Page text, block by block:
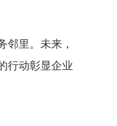
邻里。未来，
行动彰显企业